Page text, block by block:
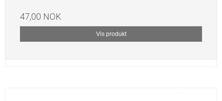
47,00 NOK
Vis produkt